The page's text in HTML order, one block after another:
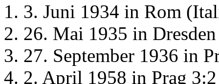
3. Juni 1934 in Rom
26. Mai 1935 in
27. September 1936 in
2. April 1958 in Prag